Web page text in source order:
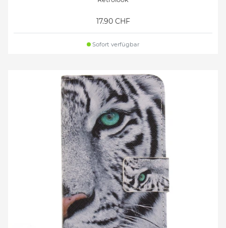
17.90 CHF
Sofort verfügbar